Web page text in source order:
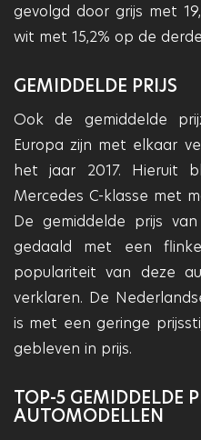
gevolgd door grijs met
wit met 15,2% op de
GEMIDDELDE PRIJS
Ook de gemiddelde
Europa zijn met elkaar
het jaar 2017. Hieruit
Mercedes C-klasse met
De gemiddelde prijs
gedaald met een
populariteit van deze
verklaren. De
is met een geringe
gebleven in prijs.
TOP-5 GEMIDDELDE
AUTOMODELLEN